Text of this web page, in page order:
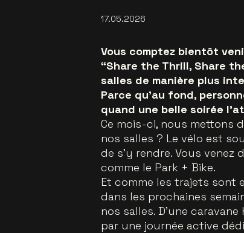
17.05.2026
Vous comptez bientôt
“Share the Thrill, Share
salles de manière plus
Parce qu’au fond,
quand une belle soirée
Ce mois-ci, nous mettons
nos salles ? Le vélo est
de s’y rendre. Vous
comme le Park + Bike.
Et comme les trajets sont
dans les prochaines
nos salles. D’une
par une journée active